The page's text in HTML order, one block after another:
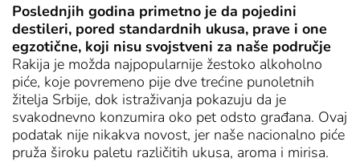
Poslednjih godina primetno je da pojedini
destileri, pored standardnih ukusa, prave i one
egzotične, koji nisu svojstveni za naše područje
Rakija je možda najpopularnije žestoko alkoholno
piće, koje povremeno pije dve trećine punoletnih
žitelja Srbije, dok istraživanja pokazuju da je
svakodnevno konzumira oko pet odsto građana. Ovaj
podatak nije nikakva novost, jer naše nacionalno piće
pruža široku paletu različitih ukusa, aroma i mirisa.